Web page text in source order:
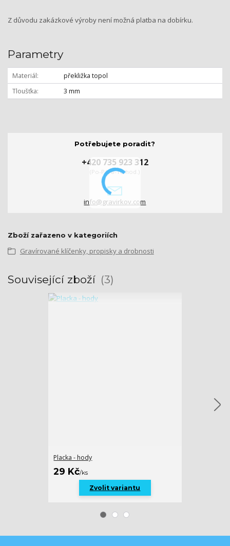
Z důvodu zakázkové výroby není možná platba na dobírku.
Parametry
Materiál
překližka topol
Tloušťka
3 mm
Potřebujete poradit?
+420 735 923 312
(Po-Pá, 8-16 hod.)
info@gravirkov.com
Zboží zařazeno v kategoriích
Gravírované klíčenky, propisky a drobnosti
Související zboží 3
Placka - hody
29 Kč/ks
Zvolit variantu